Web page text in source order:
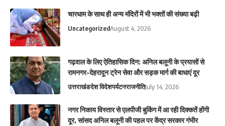
चारधाम के साथ ही अन्य मंदिरों में भी भक्तों की संख्या बढ़ी
UncategorizedAugust 4, 2026
गढ़वाल के लिए ऐतिहासिक दिन: अनिल बलूनी के प्रयासों से
रामनगर-देहरादून ट्रेन सेवा और सड़क मार्ग की बाधाएं दूर
उत्तराखंडदेश विदेशपर्यटनराजनीतिJuly 14, 2026
नगर निकाय विस्तार से एलपीजी बुकिंग में आ रही दिक्कतें होंगी
दूर, सांसद अनिल बलूनी की पहल पर केंद्र सरकार गंभीर